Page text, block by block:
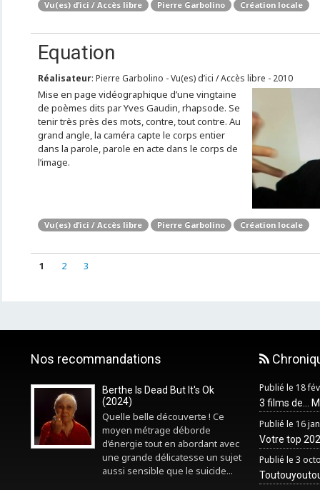
Vu(es) d’ici / Accès libre Pierre Garbolino Création locale
Equation
Réalisateur: Pierre Garbolino - Vu(es) d’ici / Accès libre - 2010
Mise en page vidéographique d’une vingtaine
de poèmes dits par Yves Gaudin, rhapsode. Se
tenir très près des mots, contre, tout contre. Au
grand angle, la caméra capte le corps entier
dans la parole, parole en acte dans le corps de
l’image.
Vu(es) d’ici / Accès libre Pierre Garbolino Création locale
1 2 3
Nos recommandations
Berthe Is Dead But It's Ok
(2024)
Quelle belle découverte ! Ce
moyen métrage déborde
d’énergie tout en abordant avec
une grande délicatesse un sujet
aussi sensible que le suicide...
Publié le 18
3 films de...
Publié le 16
Votre top
Publié le 3